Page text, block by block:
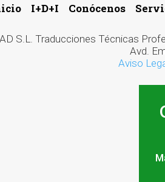
I+D+I Conócenos
S.L. Traducciones Técnicas
Avd.
Aviso